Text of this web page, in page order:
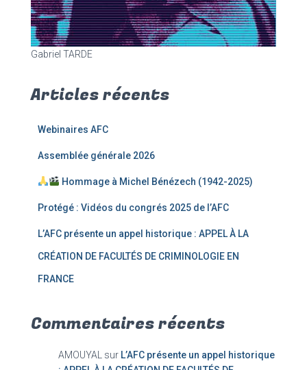
Gabriel TARDE
Articles récents
Webinaires AFC
Assemblée générale 2026
Hommage à Michel Bénézech (1942-2025)
Protégé : Vidéos du congrés 2025 de l’AFC
L’AFC présente un appel historique : APPEL À LA
CRÉATION DE FACULTÉS DE CRIMINOLOGIE EN
FRANCE
Commentaires récents
AMOUYAL sur L’AFC présente un appel historique